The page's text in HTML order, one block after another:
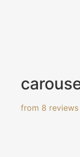
from 8 reviews